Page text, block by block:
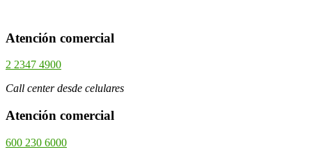
Atención comercial
2 2347 4900
Call center desde celulares
Atención comercial
600 230 6000